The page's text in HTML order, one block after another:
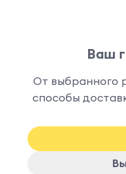
наличии
Ваш
От выбранного
способы